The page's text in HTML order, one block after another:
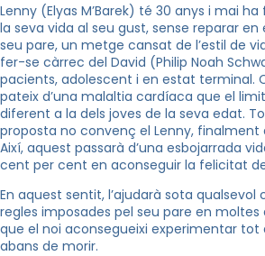
Lenny (Elyas M’Barek) té 30 anys i mai
la seva vida al seu gust, sense reparar en
seu pare, un metge cansat de l’estil de
fer-se càrrec del David (Philip Noah
pacients, adolescent i en estat terminal.
pateix d’una malaltia cardíaca que el
diferent a la dels joves de la seva edat.
proposta no convenç el Lenny,
Així, aquest passarà d’una esbojarrada
cent per cent en aconseguir la felicitat
En aquest sentit, l’ajudarà sota
regles imposades pel seu pare en moltes
que el noi aconsegueixi experimentar tot
abans de morir.